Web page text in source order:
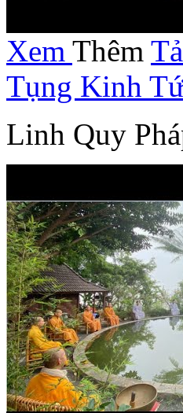
Xem Thêm
Tụng Kinh
Linh Quy